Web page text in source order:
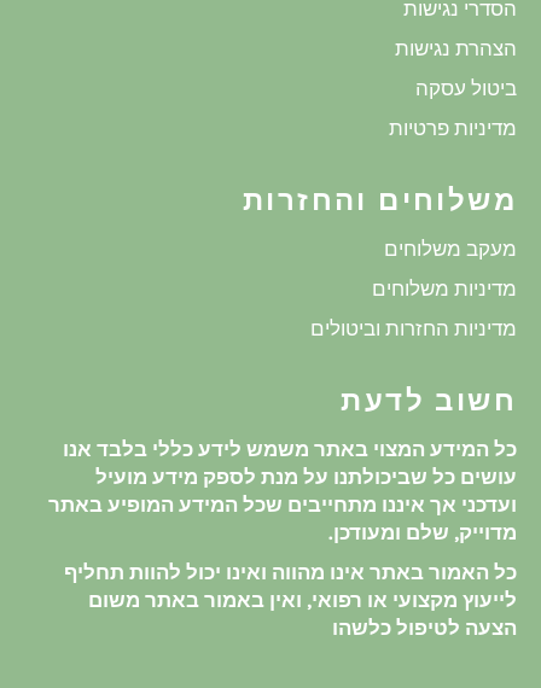
הסדרי נגישות
הצהרת נגישות
ביטול עסקה
מדיניות פרטיות
משלוחים והחזרות
מעקב משלוחים
מדיניות משלוחים
מדיניות החזרות וביטולים
חשוב לדעת
כל המידע המצוי באתר משמש לידע כללי בלבד אנו
עושים כל שביכולתנו על מנת לספק מידע מועיל
ועדכני אך איננו מתחייבים שכל המידע המופיע באתר
מדוייק, שלם ומעודכן.
כל האמור באתר אינו מהווה ואינו יכול להוות תחליף
לייעוץ מקצועי או רפואי, ואין באמור באתר משום
הצעה לטיפול כלשהו